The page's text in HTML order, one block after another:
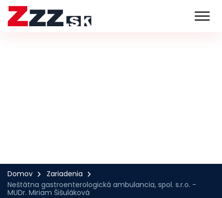
Domov
Zariadenia
Neštátna gastroenterologická ambulancia, spol. s.r.o. -
MUDr. Miriam Šišuláková